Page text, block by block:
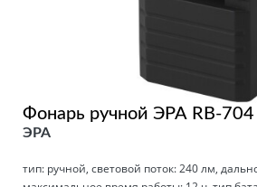
Фонарь ручной ЭРА RB-704
ЭРА
тип: ручной, световой поток: 240 лм,